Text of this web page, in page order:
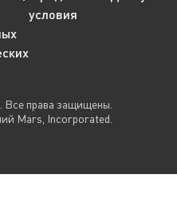
условия
Все права защищены.
Mars, Incorporated.